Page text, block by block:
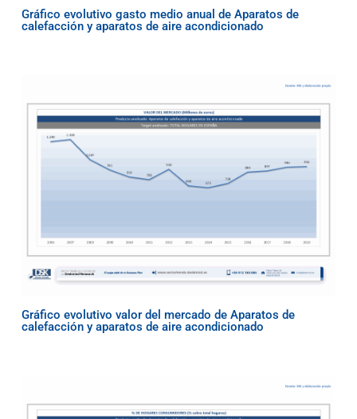
Gráfico evolutivo gasto medio anual de Aparatos de
calefacción y aparatos de aire acondicionado
Gráfico evolutivo valor del mercado de Aparatos de
calefacción y aparatos de aire acondicionado